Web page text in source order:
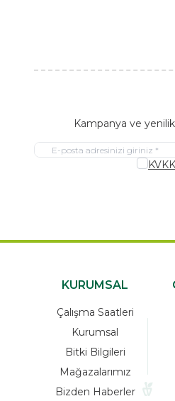
Kampanya ve
KURUMSAL
Çalışma Saatleri
Kurumsal
Bitki Bilgileri
Mağazalarımız
Bizden Haberler